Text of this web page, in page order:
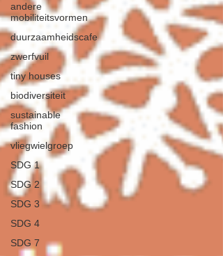
andere
mobiliteitsvormen
duurzaamheidscafe
zwerfvuil
tiny houses
biodiversiteit
sustainable
fashion
vliegwielgroep
SDG 1
SDG 2
SDG 3
SDG 4
SDG 7